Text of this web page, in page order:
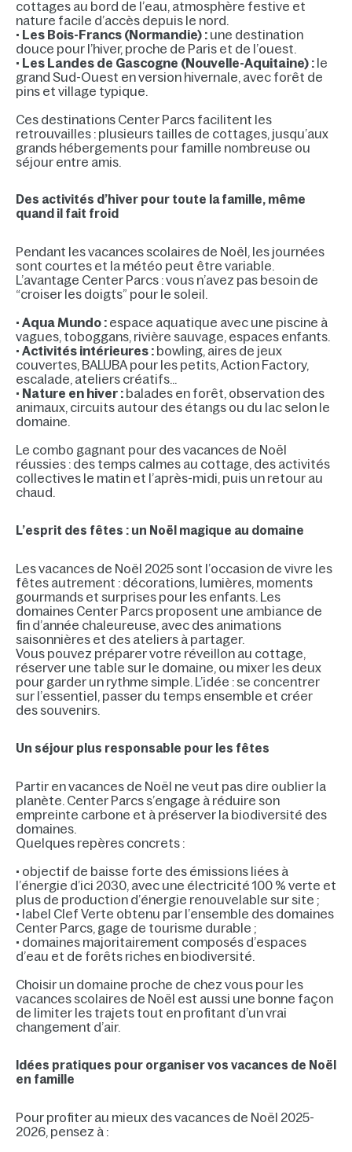
cottages au bord de l’eau, atmosphère festive et
nature facile d’accès depuis le nord.
• Les Bois-Francs (Normandie) : une destination
douce pour l’hiver, proche de Paris et de l’ouest.
• Les Landes de Gascogne (Nouvelle-Aquitaine) : le
grand Sud-Ouest en version hivernale, avec forêt de
pins et village typique.
Ces destinations Center Parcs facilitent les
retrouvailles : plusieurs tailles de cottages, jusqu’aux
grands hébergements pour famille nombreuse ou
séjour entre amis.
Des activités d’hiver pour toute la famille, même
quand il fait froid
Pendant les vacances scolaires de Noël, les journées
sont courtes et la météo peut être variable.
L’avantage Center Parcs : vous n’avez pas besoin de
“croiser les doigts” pour le soleil.
• Aqua Mundo : espace aquatique avec une piscine à
vagues, toboggans, rivière sauvage, espaces enfants.
• Activités intérieures : bowling, aires de jeux
couvertes, BALUBA pour les petits, Action Factory,
escalade, ateliers créatifs…
• Nature en hiver : balades en forêt, observation des
animaux, circuits autour des étangs ou du lac selon le
domaine.
Le combo gagnant pour des vacances de Noël
réussies : des temps calmes au cottage, des activités
collectives le matin et l’après-midi, puis un retour au
chaud.
L’esprit des fêtes : un Noël magique au domaine
Les vacances de Noël 2025 sont l’occasion de vivre les
fêtes autrement : décorations, lumières, moments
gourmands et surprises pour les enfants. Les
domaines Center Parcs proposent une ambiance de
fin d’année chaleureuse, avec des animations
saisonnières et des ateliers à partager.
Vous pouvez préparer votre réveillon au cottage,
réserver une table sur le domaine, ou mixer les deux
pour garder un rythme simple. L’idée : se concentrer
sur l’essentiel, passer du temps ensemble et créer
des souvenirs.
Un séjour plus responsable pour les fêtes
Partir en vacances de Noël ne veut pas dire oublier la
planète. Center Parcs s’engage à réduire son
empreinte carbone et à préserver la biodiversité des
domaines.
Quelques repères concrets :
• objectif de baisse forte des émissions liées à
l’énergie d’ici 2030, avec une électricité 100 % verte et
plus de production d’énergie renouvelable sur site ;
• label Clef Verte obtenu par l’ensemble des domaines
Center Parcs, gage de tourisme durable ;
• domaines majoritairement composés d’espaces
d’eau et de forêts riches en biodiversité.
Choisir un domaine proche de chez vous pour les
vacances scolaires de Noël est aussi une bonne façon
de limiter les trajets tout en profitant d’un vrai
changement d’air.
Idées pratiques pour organiser vos vacances de Noël
en famille
Pour profiter au mieux des vacances de Noël 2025-
2026, pensez à :